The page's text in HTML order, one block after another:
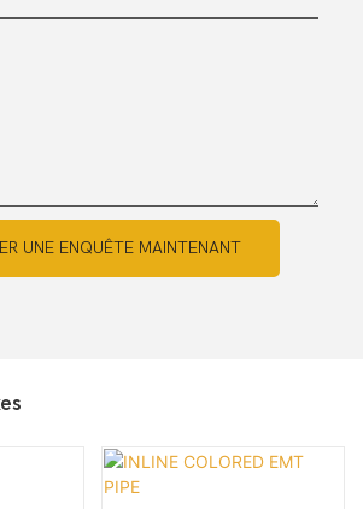
UNE ENQUÊTE MAINTENANT